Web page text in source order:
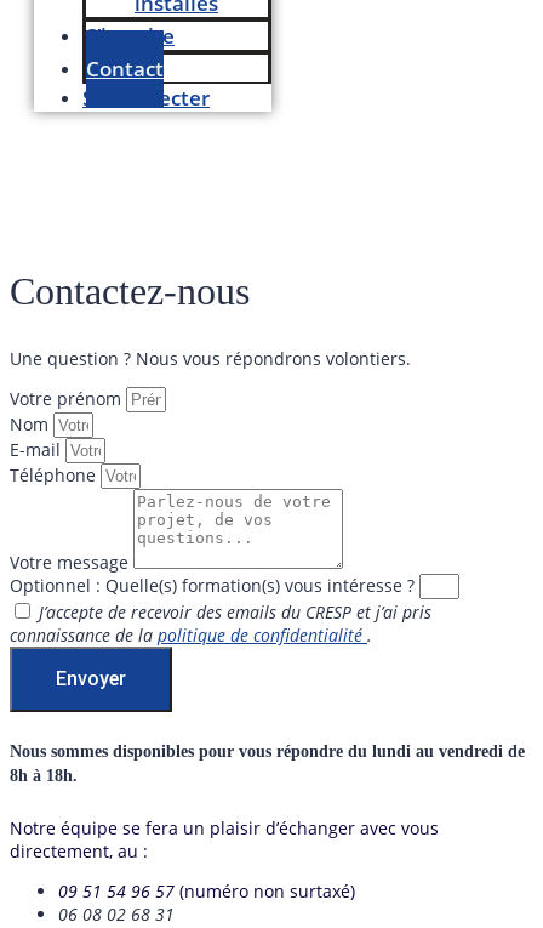
S’inscrire
Contact
Se connecter
Contactez-nous
Une question ? Nous vous répondrons volontiers.
Votre prénom
Nom
E-mail
Téléphone
Votre message
Optionnel : Quelle(s) formation(s) vous intéresse ?
J’accepte de recevoir des emails du CRESP et j’ai pris
connaissance de la politique de confidentialité .
Envoyer
Nous sommes disponibles pour vous répondre du lundi au vendredi de
8h à 18h.
Notre équipe se fera un plaisir d’échanger avec vous
directement, au :
09 51 54 96 57 (numéro non surtaxé)
06 08 02 68 31